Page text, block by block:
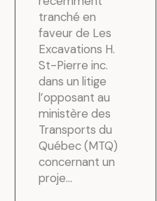
tranché en
faveur de Les
Excavations H.
St-Pierre inc.
dans un litige
l’opposant au
ministère des
Transports du
Québec (MTQ)
concernant un
proje...